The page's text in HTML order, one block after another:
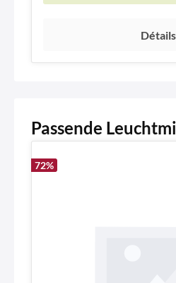
Détails
Passende
72%